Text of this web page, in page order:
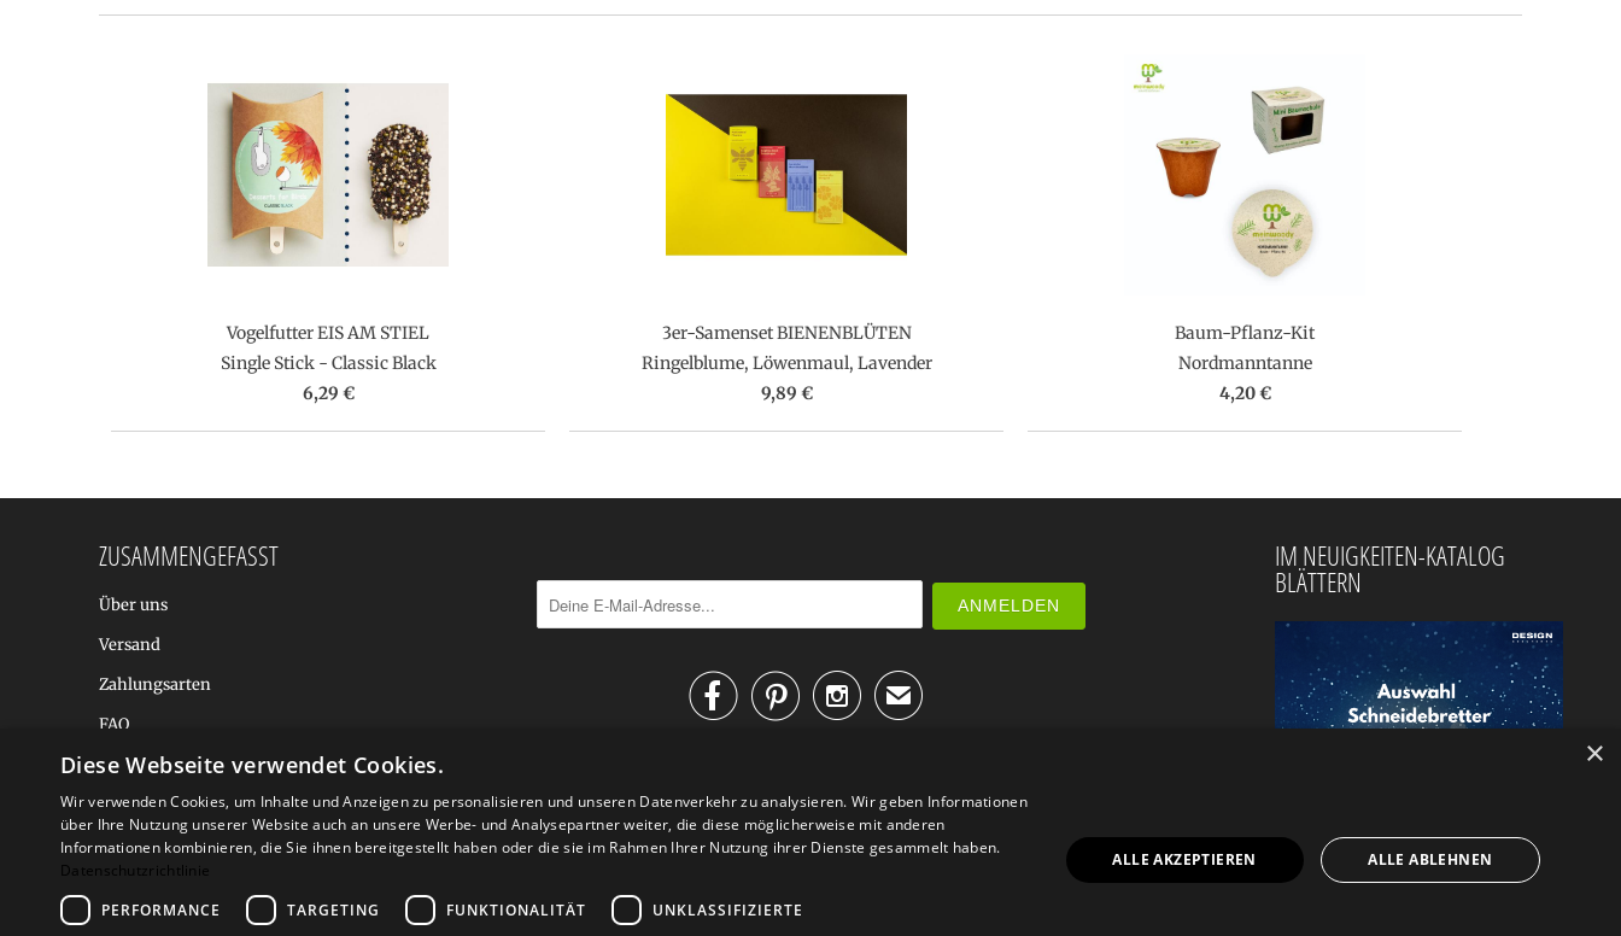
Vogelfutter EIS AM STIEL
Single Stick - Classic Black
6,29 €
3er-Samenset BIENENBLÜTEN
Ringelblume, Löwenmaul, Lavender
9,89 €
Baum-Pflanz-Kit
Nordmanntanne
4,20 €
ZUSAMMENGEFASST
Über uns
Versand
Zahlungsarten
FAQ
BALTIC DESIGN SHOP
✉
IM NEUIGKEITEN-KATALOG
BLÄTTERN
© 2026
×
Diese Webseite verwendet Cookies.
Wir verwenden Cookies, um Inhalte und Anzeigen zu personalisieren und unseren Datenverkehr zu analysieren. Wir geben Informationen
über Ihre Nutzung unserer Website auch an unsere Werbe- und Analysepartner weiter, die diese möglicherweise mit anderen
Informationen kombinieren, die Sie ihnen bereitgestellt haben oder die sie im Rahmen Ihrer Nutzung ihrer Dienste gesammelt haben.
Datenschutzrichtlinie
PERFORMANCE
TARGETING FUNKTIONALITÄT UNKLASSIFIZIERTE
ALLE AKZEPTIEREN ALLE ABLEHNEN